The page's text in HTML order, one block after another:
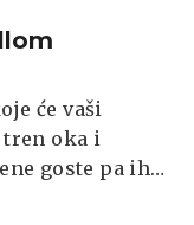
će vaši
tren oka i
goste pa ih